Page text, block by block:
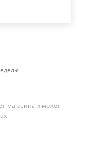
магазина и может